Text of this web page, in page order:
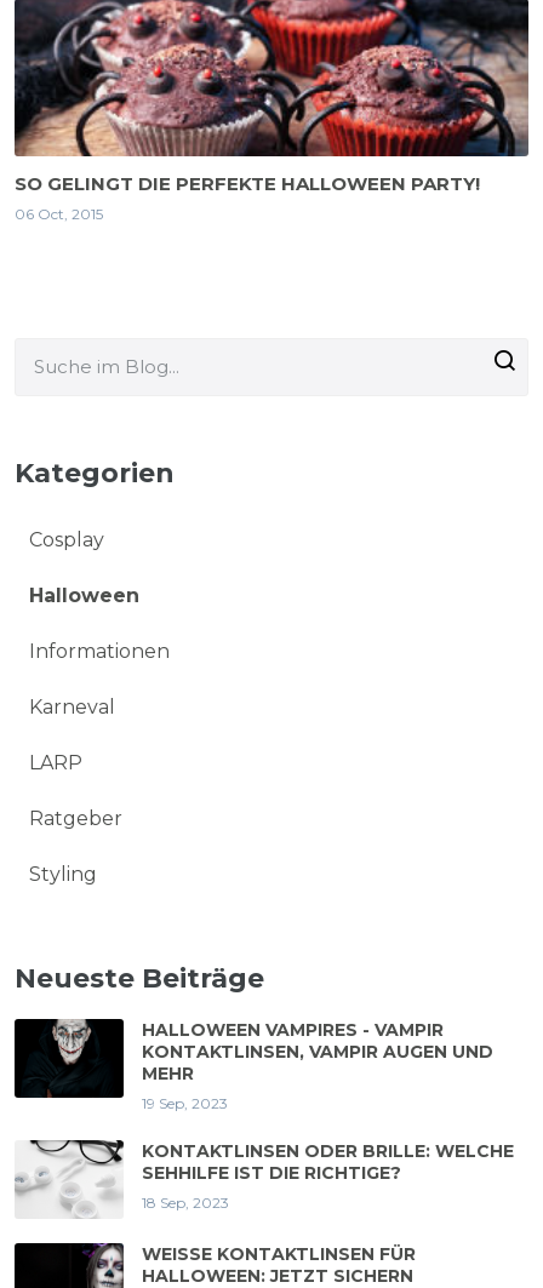
SO GELINGT DIE PERFEKTE HALLOWEEN PARTY!
06 Oct, 2015
Kategorien
Cosplay
Halloween
Informationen
Karneval
LARP
Ratgeber
Styling
Neueste Beiträge
HALLOWEEN VAMPIRES - VAMPIR
KONTAKTLINSEN, VAMPIR AUGEN UND
MEHR
19 Sep, 2023
KONTAKTLINSEN ODER BRILLE: WELCHE
SEHHILFE IST DIE RICHTIGE?
18 Sep, 2023
WEISSE KONTAKTLINSEN FÜR H
ALLOWEEN: JETZT SICHERN